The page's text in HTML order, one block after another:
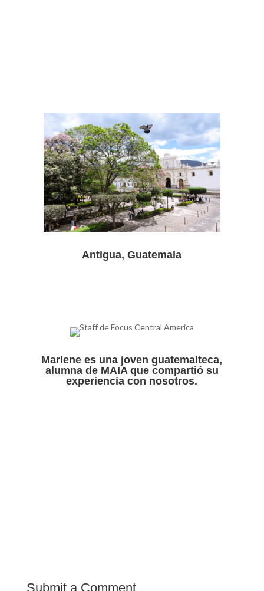
Antigua, Guatemala
Marlene es una joven guatemalteca,
alumna de MAIA que compartió su
experiencia con nosotros.
Submit a Comment